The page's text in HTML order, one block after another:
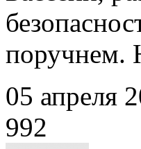
поручнем.
05 апреля
992